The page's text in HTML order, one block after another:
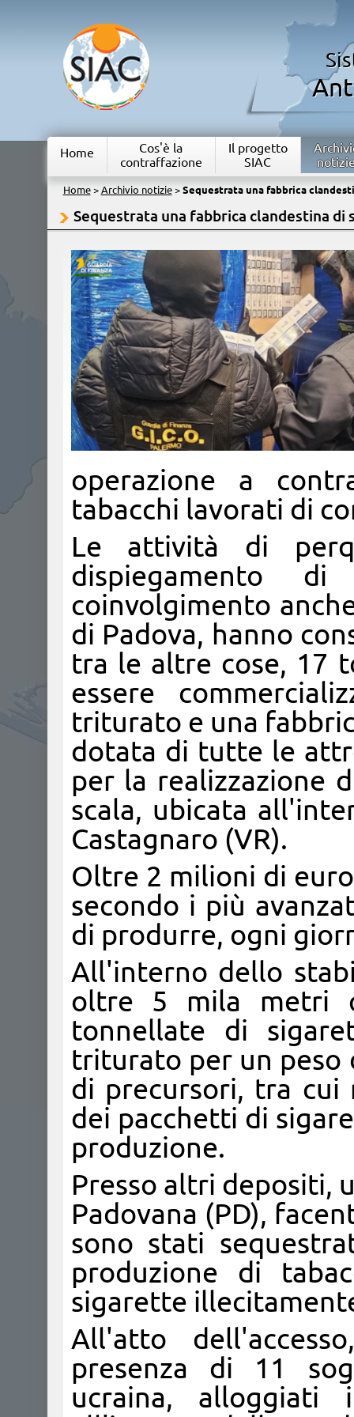
Home
Cos'è la
contraffazione
Il progetto
SIAC
Home> Archivio notizie> Sequestrata una fabbrica
Sequestrata una fabbrica clandestina di
operazione a
tabacchi lavorati di
Le attività di
dispiegamento
coinvolgimento
di Padova, hanno
tra le altre cose, 17
essere
triturato e una
dotata di tutte le
per la realizzazione
scala, ubicata
Castagnaro (VR).
Oltre 2 milioni di
secondo i più
di produrre, ogni
All'interno dello
oltre 5 mila metri
tonnellate di
triturato per un peso
di precursori, tra cui
dei pacchetti di
produzione.
Presso altri depositi,
Padovana (PD),
sono stati
produzione di
sigarette
All'atto
presenza di 11
ucraina,